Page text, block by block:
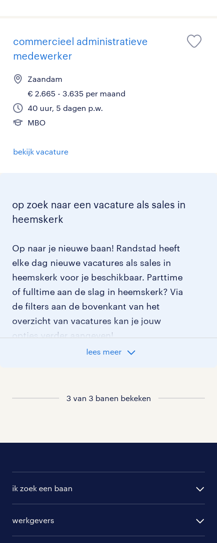
commercieel administratieve
medewerker
Zaandam
€ 2.665 - 3.635 per maand
40 uur, 5 dagen p.w.
MBO
bekijk vacature
op zoek naar een vacature als sales in
heemskerk
Op naar je nieuwe baan! Randstad heeft
elke dag nieuwe vacatures als sales in
heemskerk voor je beschikbaar. Parttime
of fulltime aan de slag in heemskerk? Via
de filters aan de bovenkant van het
overzicht van vacatures kan je jouw
opties verder aangeven!
al onze sales vacatures.
lees meer
3 van 3 banen bekeken
ik zoek een baan
werkgevers